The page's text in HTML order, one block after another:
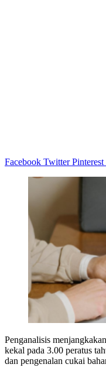
Facebook Twitter Pinterest
Penganalisis
kekal pada 3.00 peratus
dan pengenalan cukai